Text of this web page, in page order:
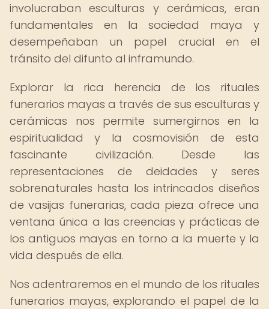
involucraban esculturas y cerámicas, eran
fundamentales en la sociedad maya y
desempeñaban un papel crucial en el
tránsito del difunto al inframundo.
Explorar la rica herencia de los rituales
funerarios mayas a través de sus esculturas y
cerámicas nos permite sumergirnos en la
espiritualidad y la cosmovisión de esta
fascinante civilización. Desde las
representaciones de deidades y seres
sobrenaturales hasta los intrincados diseños
de vasijas funerarias, cada pieza ofrece una
ventana única a las creencias y prácticas de
los antiguos mayas en torno a la muerte y la
vida después de ella.
Nos adentraremos en el mundo de los rituales
funerarios mayas, explorando el papel de la